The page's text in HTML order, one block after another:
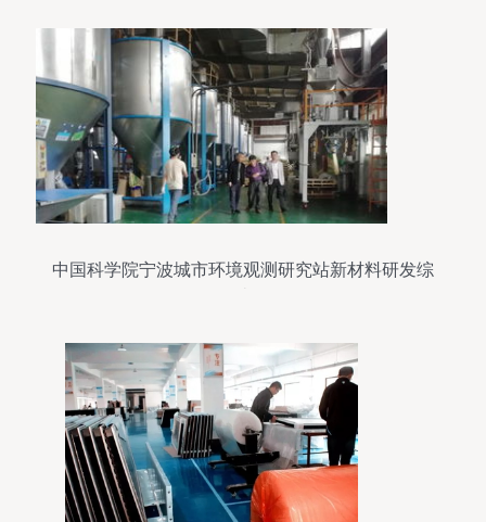
中国科学院宁波城市环境观测研究站新材料研发综